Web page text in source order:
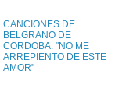
CANCIONES DE
BELGRANO DE
CORDOBA: "NO ME
ARREPIENTO DE ESTE
AMOR"